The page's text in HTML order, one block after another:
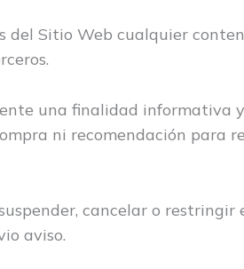
Sitio Web cualquier
una finalidad informativa
ni recomendación para
cancelar o
aviso.